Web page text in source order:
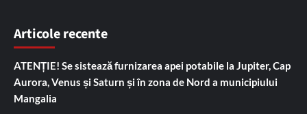
Articole recente
ATENȚIE! Se sistează furnizarea apei potabile la Jupiter, Cap
Aurora, Venus și Saturn și în zona de Nord a municipiului
Mangalia